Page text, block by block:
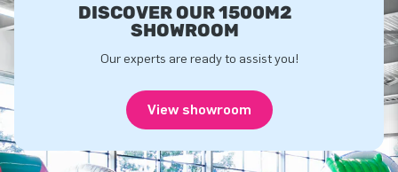
DISCOVER OUR 1500M2
SHOWROOM
Our experts are ready to assist you!
View showroom